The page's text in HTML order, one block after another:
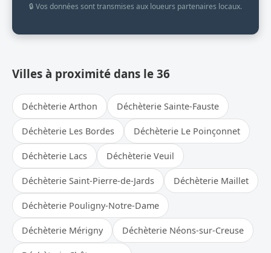
🔒 Vos données sont transmises aux loueurs partenaires locaux.
Villes à proximité dans le 36
Déchèterie Arthon Déchèterie Sainte-Fauste
Déchèterie Les Bordes Déchèterie Le Poinçonnet
Déchèterie Lacs Déchèterie Veuil
Déchèterie Saint-Pierre-de-Jards Déchèterie Maillet
Déchèterie Pouligny-Notre-Dame
Déchèterie Mérigny Déchèterie Néons-sur-Creuse